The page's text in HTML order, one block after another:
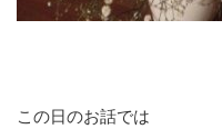
この日のお話では